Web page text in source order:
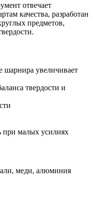
отвечает
качества, разработан
предметов,
шарнира увеличивает
твердости и
при малых усилиях
меди, алюминия